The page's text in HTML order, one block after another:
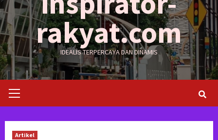
rakyat.com
IDEALIS TERPERCAYA DAN DINAMIS
Menu
Artikel